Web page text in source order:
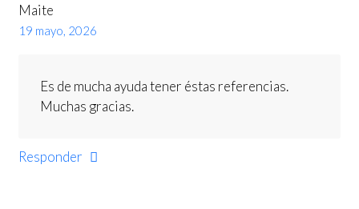
Maite
19 mayo, 2026
Es de mucha ayuda tener éstas referencias.
Muchas gracias.
Responder